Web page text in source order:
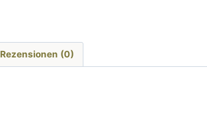
Rezensionen (0)